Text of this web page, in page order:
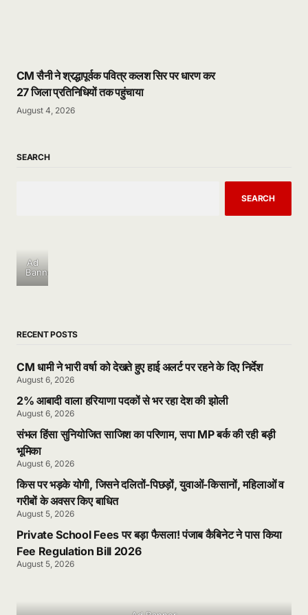
CM सैनी ने श्रद्धापूर्वक पवित्र कलश सिर पर धारण कर
27 जिला प्रतिनिधियों तक पहुंचाया
August 4, 2026
SEARCH
SEARCH
Ad
Banner
RECENT POSTS
CM धामी ने भारी वर्षा को देखते हुए हाई अलर्ट पर रहने के दिए निर्देश
August 6, 2026
2% आबादी वाला हरियाणा पदकों से भर रहा देश की झोली
August 6, 2026
संभल हिंसा सुनियोजित साजिश का परिणाम, सपा MP बर्क की रही बड़ी
भूमिका
August 6, 2026
किस पर भड़के योगी, जिसने दलितों-पिछड़ों, युवाओं-किसानों, महिलाओं व
गरीबों के अवसर किए बाधित
August 5, 2026
Private School Fees पर बड़ा फैसला! पंजाब कैबिनेट ने पास किया
Fee Regulation Bill 2026
August 5, 2026